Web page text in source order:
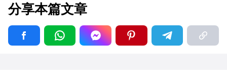
分享本篇文章